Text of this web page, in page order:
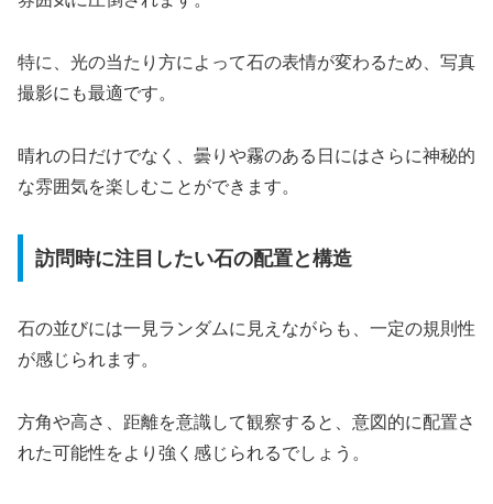
特に、光の当たり方によって石の表情が変わるため、写真
撮影にも最適です。
晴れの日だけでなく、曇りや霧のある日にはさらに神秘的
な雰囲気を楽しむことができます。
訪問時に注目したい石の配置と構造
石の並びには一見ランダムに見えながらも、一定の規則性
が感じられます。
方角や高さ、距離を意識して観察すると、意図的に配置さ
れた可能性をより強く感じられるでしょう。